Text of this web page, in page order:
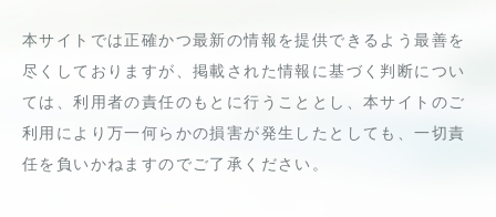
本サイトでは正確かつ最新の情報を提供できるよう最善を
尽くしておりますが、掲載された情報に基づく判断につい
ては、利用者の責任のもとに行うこととし、本サイトのご
利用により万一何らかの損害が発生したとしても、一切責
任を負いかねますのでご了承ください。